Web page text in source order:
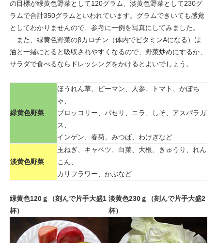
の目標が緑黄色野菜として120グラム、淡黄色野菜として230グ
ラムで合計350グラムといわれています。グラムできいても感覚
としてわかりませんので、参考に一例を写真にしてみました。
また、緑黄色野菜のβカロチン（体内でビタミンAになる）は
油と一緒にとると吸収されやすくなるので、野菜炒めにするか、
サラダで食べるならドレッシングをかけるとよいでしょう。
緑黄色野菜
ほうれん草、ピーマン、人参、トマト、かぼち
ゃ、
ブロッコリー、パセリ、ニラ、しそ、アスパラガ
ス、
インゲン、春菊、みつば、わけぎなど
淡黄色野菜
玉ねぎ、キャベツ、白菜、大根、きゅうり、れん
こん、
カリフラワー、かぶなど
緑黄色120ｇ（刻んで片手大盛1
杯）
淡黄色230ｇ（刻んで片手大盛2
杯）